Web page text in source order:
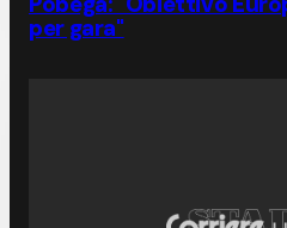
per gara"